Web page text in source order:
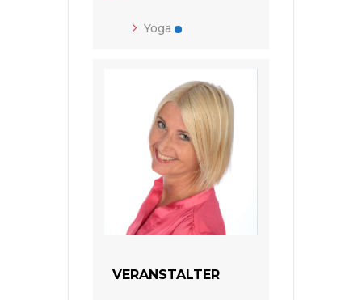
Yoga
VERANSTALTER